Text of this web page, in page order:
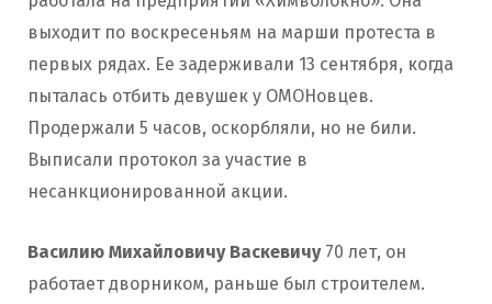
выходит по воскресеньям на марши протеста в
первых рядах. Ее задерживали 13 сентября, когда
пыталась отбить девушек у ОМОНовцев.
Продержали 5 часов, оскорбляли, но не били.
Выписали протокол за участие в
несанкционированной акции.
Василию Михайловичу Васкевичу 70 лет, он
работает дворником, раньше был строителем.